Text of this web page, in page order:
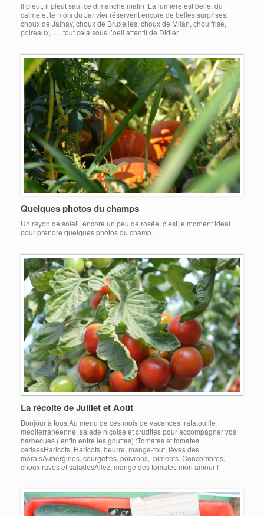
Il pleut, il pleut sauf ce dimanche matin !La lumière est belle, du
calme et le mois du Janvier réservent encore de belles surprises:
choux de Jalhay, choux de Bruxelles, choux de Milan, chou frisé,
poireaux, …. tout cela sous l’oeil attentif de Didier.
Quelques photos du champs
Un rayon de soleil, encore un peu de rosée, c’est le moment idéal
pour prendre quelques photos du champ.
La récolte de Juillet et Août
Bonjour à tous,Au menu de ces mois de vacances, ratatouille
méditerranéenne, salade niçoise et crudités pour accompagner vos
barbecues ( enfin entre les gouttes) :Tomates et tomates
cerisesHaricots, Haricots, beurre, mange-tout, fèves des
maraisAubergines, courgettes, poivrons, piments, Concombres,
choux raves et saladesAllez, mange des tomates mon amour !